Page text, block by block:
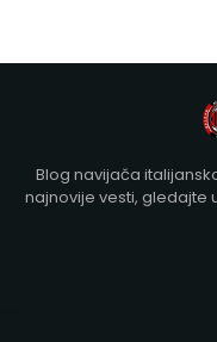
Blog navijača
najnovije vesti, gledajte